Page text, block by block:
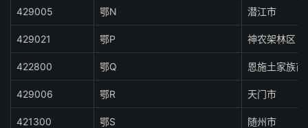
429005 鄂N 潜江市
429021 鄂P 神农架林区
422800 鄂Q 恩施土家族
429006 鄂R 天门市
421300 鄂S 随州市